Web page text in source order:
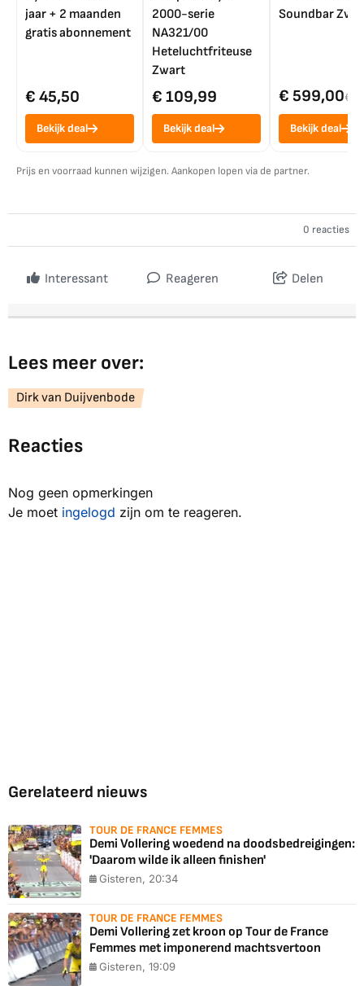
jaar + 2 maanden
gratis abonnement
€ 45,50
Bekijk deal
2000-serie
NA321/00
Heteluchtfriteuse
Zwart
€ 109,99
Bekijk deal
Soundbar
€ 599,00€
Bekijk deal
Prijs en voorraad kunnen wijzigen. Aankopen lopen via de partner.
0 reacties
Interessant Reageren Delen
Lees meer over:
Dirk van Duijvenbode
Reacties
Nog geen opmerkingen
Je moet ingelogd zijn om te reageren.
Gerelateerd nieuws
TOUR DE FRANCE FEMMES
Demi Vollering woedend na doodsbedreigingen:
'Daarom wilde ik alleen finishen'
Gisteren, 20:34
TOUR DE FRANCE FEMMES
Demi Vollering zet kroon op Tour de France
Femmes met imponerend machtsvertoon
Gisteren, 19:09